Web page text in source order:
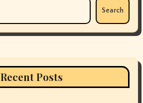
Search
Recent Posts